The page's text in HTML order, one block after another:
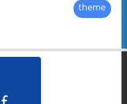
theme